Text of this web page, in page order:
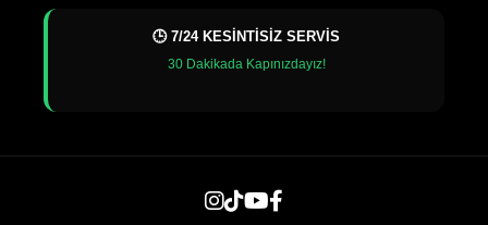
🕒 7/24 KESİNTİSİZ SERVİS
30 Dakikada Kapınızdayız!